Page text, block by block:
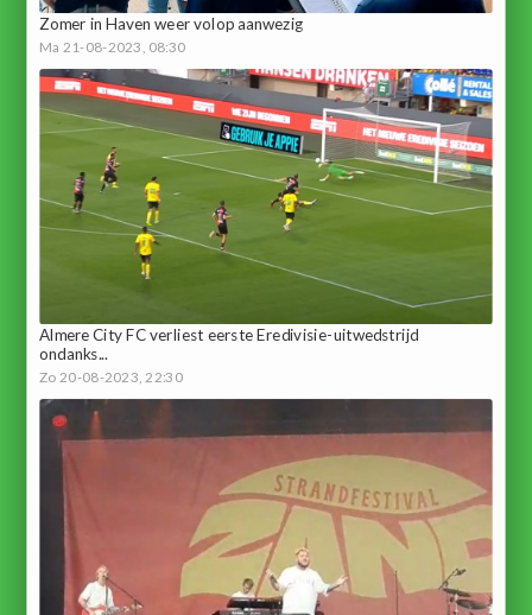
Zomer in Haven weer volop aanwezig
Ma 21-08-2023, 08:30
Almere City FC verliest eerste Eredivisie-uitwedstrijd
ondanks...
Zo 20-08-2023, 22:30